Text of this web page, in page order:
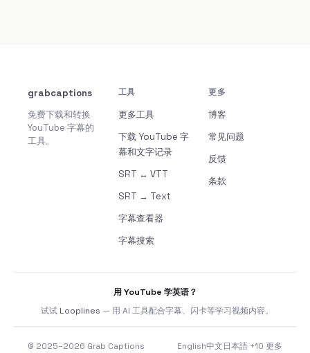
grabcaptions
免费下载和转换
YouTube 字幕的
工具。
工具
更多工具
下载 YouTube 字
幕和文字记录
SRT ↔ VTT
SRT → Text
字幕查看器
字幕搜索
更多
博客
常见问题
反馈
条款
用 YouTube 学英语？
试试 Looplines — 用 AI 工具配合字幕、闪卡等学习视频内容。
© 2025–2026 Grab Captions English中文 日本語 +10 更多